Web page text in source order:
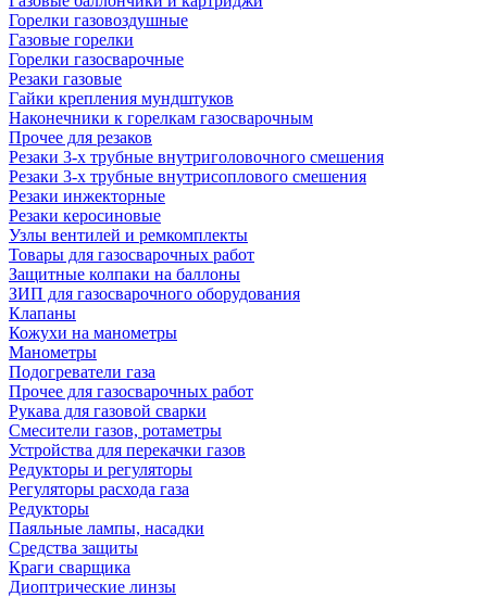
Горелки газовоздушные
Газовые горелки
Горелки газосварочные
Резаки газовые
Гайки крепления мундштуков
Наконечники к горелкам газосварочным
Прочее для резаков
Резаки 3-х трубные внутриголовочного смешения
Резаки 3-х трубные внутрисоплового смешения
Резаки инжекторные
Резаки керосиновые
Узлы вентилей и ремкомплекты
Товары для газосварочных работ
Защитные колпаки на баллоны
ЗИП для газосварочного оборудования
Клапаны
Кожухи на манометры
Манометры
Подогреватели газа
Прочее для газосварочных работ
Рукава для газовой сварки
Смесители газов, ротаметры
Устройства для перекачки газов
Редукторы и регуляторы
Регуляторы расхода газа
Редукторы
Паяльные лампы, насадки
Средства защиты
Краги сварщика
Диоптрические линзы